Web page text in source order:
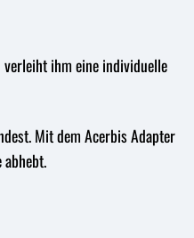
ihm eine individuelle
Mit dem Acerbis Adapter